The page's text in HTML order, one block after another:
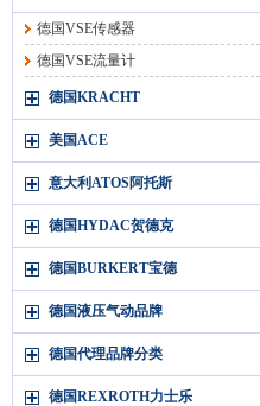
德国VSE传感器
德国VSE流量计
德国KRACHT
美国ACE
意大利ATOS阿托斯
德国HYDAC贺德克
德国BURKERT宝德
德国液压气动品牌
德国代理品牌分类
德国REXROTH力士乐